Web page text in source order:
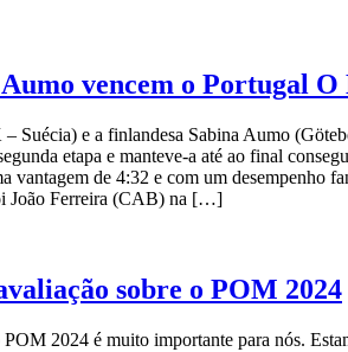
vencem o Portugal O
Suécia) e a finlandesa Sabina Aumo
etapa e manteve-a até ao final
vantagem de 4:32 e com um desempenho
João Ferreira (CAB) na […]
sobre o POM 2024
2024 é muito importante para nós.